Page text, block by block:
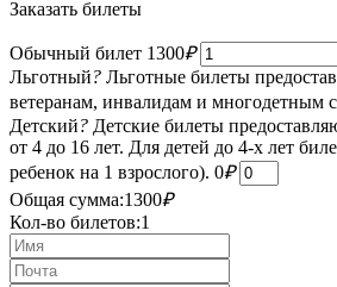
Заказать билеты
Обычный билет 1300₽
Льготный? Льготные билеты
ветеранам, инвалидам и многодетным
Детский? Детские билеты
от 4 до 16 лет. Для детей до 4-х лет
ребенок на 1 взрослого). 0₽
Общая сумма:1300₽
Кол-во билетов:1